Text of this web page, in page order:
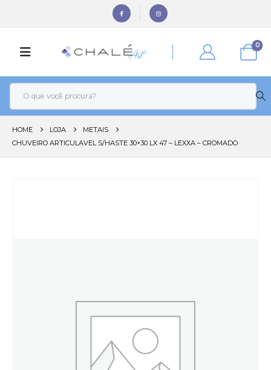
0
HOME LOJA
METAIS
CHUVEIRO ARTICULAVEL S/HASTE 30×30 LX 47 – LEXXA – CROMADO